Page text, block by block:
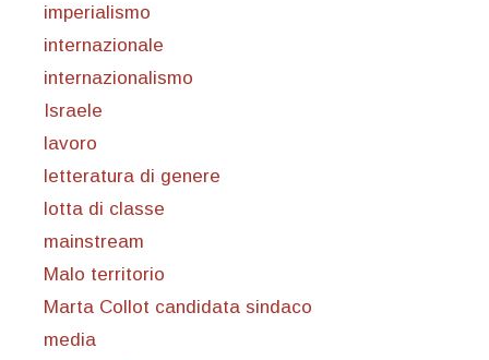
imperialismo
internazionale
internazionalismo
Israele
lavoro
letteratura di genere
lotta di classe
mainstream
Malo territorio
Marta Collot candidata sindaco
media